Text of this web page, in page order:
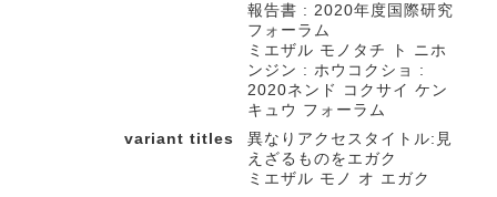
報告書 : 2020年度国際研究
フォーラム
ミエザル モノタチ ト ニホ
ンジン : ホウコクショ :
2020ネンド コクサイ ケン
キュウ フォーラム
variant titles
異なりアクセスタイトル:見
えざるものをエガク
ミエザル モノ オ エガク